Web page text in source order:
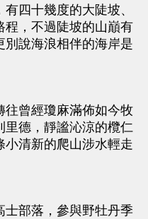
四十幾度的大陡坡、
程，不過陡坡的山巔有
說海浪相伴的海岸是
曾經瓊麻滿佈如今牧
里德，靜謐沁涼的欖仁
清新的爬山涉水輕走
部落，參與野牡丹季